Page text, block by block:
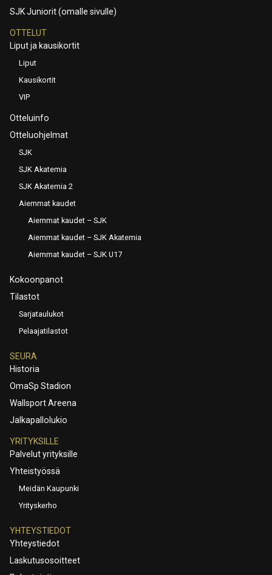
SJK Juniorit (omalle sivulle)
OTTELUT
Liput ja kausikortit
Liput
Kausikortit
VIP
Otteluinfo
Otteluohjelmat
SJK
SJK Akatemia
SJK Akatemia 2
Aiemmat kaudet
Aiemmat kaudet – SJK
Aiemmat kaudet – SJK Akatemia
Aiemmat kaudet – SJK U17
Kokoonpanot
Tilastot
Sarjataulukot
Pelaajatilastot
SEURA
Historia
OmaSp Stadion
Wallsport Areena
Jalkapallolukio
YRITYKSILLE
Palvelut yrityksille
Yhteistyössä
Meidän Kaupunki
Yrityskerho
YHTEYSTIEDOT
Yhteystiedot
Laskutusosoitteet